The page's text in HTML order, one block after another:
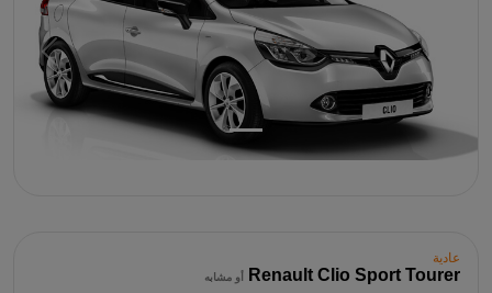
عادية
Renault Clio Sport Tourer أو مشابه